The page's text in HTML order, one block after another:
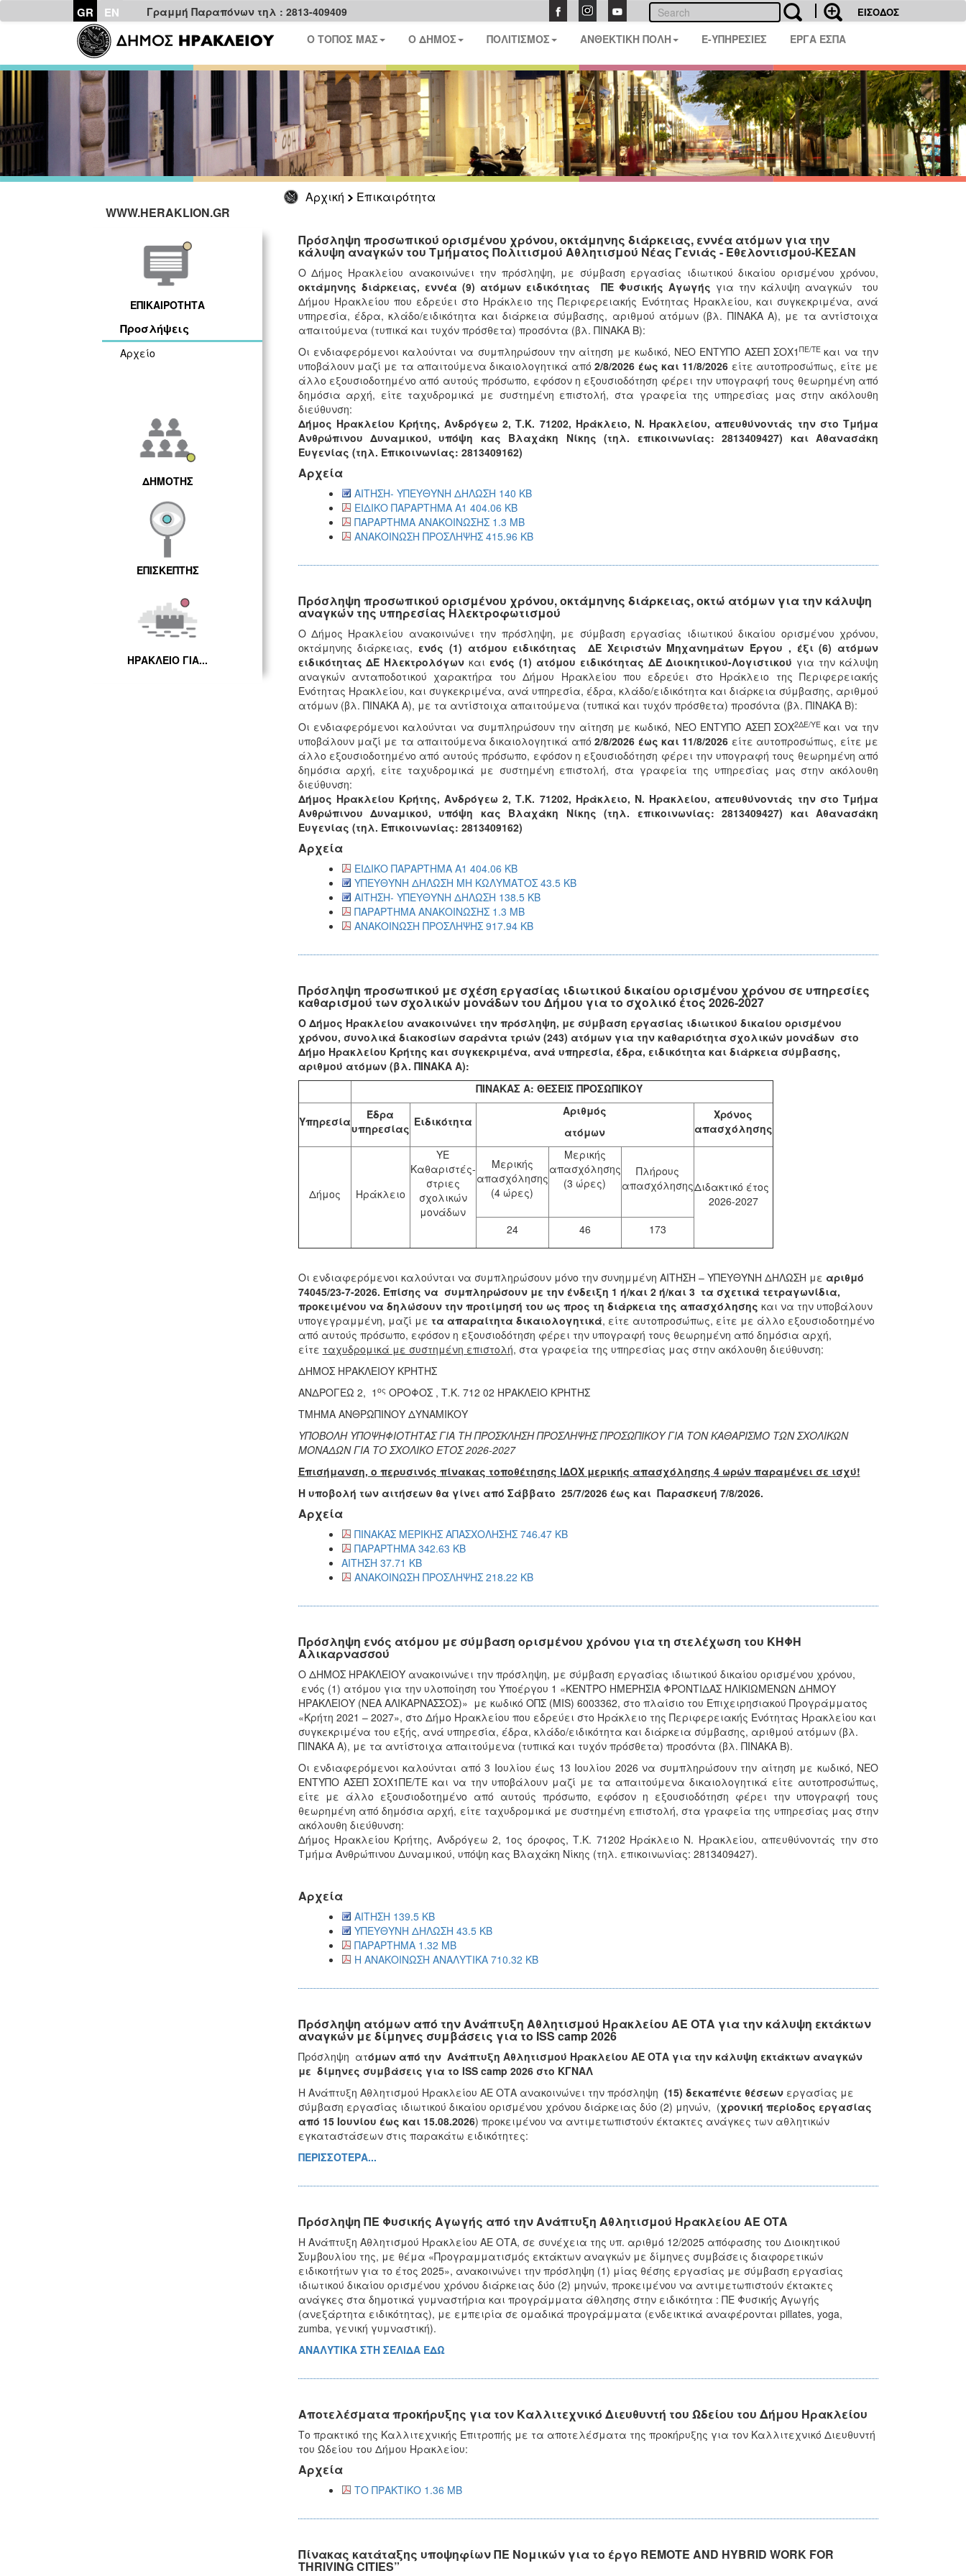
GR EN Γραμμή Παραπόνων τηλ : 2813-409409 ΕΙΣΟΔΟΣ
Ο ΤΟΠΟΣ ΜΑΣ Ο ΔΗΜΟΣ ΠΟΛΙΤΙΣΜΟΣ ΑΝΘΕΚΤΙΚΗ ΠΟΛΗ E-ΥΠΗΡΕΣΙΕΣ ΕΡΓΑ ΕΣΠΑ
Αρχική
Επικαιρότητα
WWW.HERAKLION.GR
ΕΠΙΚΑΙΡΟΤΗΤΑ
Προσλήψεις
Αρχείο
ΔΗΜΟΤΗΣ
ΕΠΙΣΚΕΠΤΗΣ
ΗΡΑΚΛΕΙΟ ΓΙΑ...
Πρόσληψη προσωπικού ορισμένου χρόνου, οκτάμηνης διάρκειας, εννέα ατόμων για την
κάλυψη αναγκών του Τμήματος Πολιτισμού Αθλητισμού Νέας Γενιάς - Εθελοντισμού-ΚΕΣΑΝ
Ο Δήμος Ηρακλείου ανακοινώνει την πρόσληψη, με σύμβαση εργασίας ιδιωτικού δικαίου ορισμένου χρόνου,
οκτάμηνης διάρκειας, εννέα (9) ατόμων ειδικότητας ΠΕ Φυσικής Αγωγής για την κάλυψη αναγκών του
Δήμου Ηρακλείου που εδρεύει στο Ηράκλειο της Περιφερειακής Ενότητας Ηρακλείου, και συγκεκριμένα, ανά
υπηρεσία, έδρα, κλάδο/ειδικότητα και διάρκεια σύμβασης, αριθμού ατόμων (βλ. ΠΙΝΑΚΑ Α), με τα αντίστοιχα
απαιτούμενα (τυπικά και τυχόν πρόσθετα) προσόντα (βλ. ΠΙΝΑΚΑ Β):
Οι ενδιαφερόμενοι καλούνται να συμπληρώσουν την αίτηση με κωδικό, ΝΕΟ ΕΝΤΥΠΟ ΑΣΕΠ ΣΟΧ1ΠΕ/ΤΕκαι να την
υποβάλουν μαζί με τα απαιτούμενα δικαιολογητικά από2/8/2026 έως και 11/8/2026 είτε αυτοπροσώπως, είτε με
άλλο εξουσιοδοτημένο από αυτούς πρόσωπο, εφόσον η εξουσιοδότηση φέρει την υπογραφή τους θεωρημένη από
δημόσια αρχή, είτε ταχυδρομικά με συστημένη επιστολή, στα γραφεία της υπηρεσίας μας στην ακόλουθη
διεύθυνση:
Δήμος Ηρακλείου Κρήτης, Ανδρόγεω 2, Τ.Κ. 71202, Ηράκλειο, Ν. Ηρακλείου, απευθύνοντάς την στο Τμήμα
Ανθρώπινου Δυναμικού, υπόψη κας Βλαχάκη Νίκης (τηλ. επικοινωνίας: 2813409427) και Αθανασάκη
Ευγενίας (τηλ. Επικοινωνίας: 2813409162)
Αρχεία
ΑΙΤΗΣΗ- ΥΠΕΥΘΥΝΗ ΔΗΛΩΣΗ 140 KB
ΕΙΔΙΚΟ ΠΑΡΑΡΤΗΜΑ Α1 404.06 KB
ΠΑΡΑΡΤΗΜΑ ΑΝΑΚΟΙΝΩΣΗΣ 1.3 MB
ΑΝΑΚΟΙΝΩΣΗ ΠΡΟΣΛΗΨΗΣ 415.96 KB
Πρόσληψη προσωπικού ορισμένου χρόνου, οκτάμηνης διάρκειας, οκτώ ατόμων για την κάλυψη
αναγκών της υπηρεσίας Ηλεκτροφωτισμού
Ο Δήμος Ηρακλείου ανακοινώνει την πρόσληψη, με σύμβαση εργασίας ιδιωτικού δικαίου ορισμένου χρόνου,
οκτάμηνης διάρκειας, ενός (1) ατόμου ειδικότητας ΔΕ Χειριστών Μηχανημάτων Έργου , έξι (6) ατόμων
ειδικότητας ΔΕ Ηλεκτρολόγωνκαι ενός (1) ατόμου ειδικότητας ΔΕ Διοικητικού-Λογιστικού για την κάλυψη
αναγκών ανταποδοτικού χαρακτήρα του Δήμου Ηρακλείου που εδρεύει στο Ηράκλειο της Περιφερειακής
Ενότητας Ηρακλείου, και συγκεκριμένα, ανά υπηρεσία, έδρα, κλάδο/ειδικότητα και διάρκεια σύμβασης, αριθμού
ατόμων (βλ. ΠΙΝΑΚΑ Α), με τα αντίστοιχα απαιτούμενα (τυπικά και τυχόν πρόσθετα) προσόντα (βλ. ΠΙΝΑΚΑ Β):
Οι ενδιαφερόμενοι καλούνται να συμπληρώσουν την αίτηση με κωδικό, ΝΕΟ ΕΝΤΥΠΟ ΑΣΕΠ ΣΟΧ2ΔΕ/ΥΕκαι να την
υποβάλουν μαζί με τα απαιτούμενα δικαιολογητικά από2/8/2026 έως και 11/8/2026 είτε αυτοπροσώπως, είτε με
άλλο εξουσιοδοτημένο από αυτούς πρόσωπο, εφόσον η εξουσιοδότηση φέρει την υπογραφή τους θεωρημένη από
δημόσια αρχή, είτε ταχυδρομικά με συστημένη επιστολή, στα γραφεία της υπηρεσίας μας στην ακόλουθη
διεύθυνση:
Δήμος Ηρακλείου Κρήτης, Ανδρόγεω 2, Τ.Κ. 71202, Ηράκλειο, Ν. Ηρακλείου, απευθύνοντάς την στο Τμήμα
Ανθρώπινου Δυναμικού, υπόψη κας Βλαχάκη Νίκης (τηλ. επικοινωνίας: 2813409427) και Αθανασάκη
Ευγενίας (τηλ. Επικοινωνίας: 2813409162)
Αρχεία
ΕΙΔΙΚΟ ΠΑΡΑΡΤΗΜΑ Α1 404.06 KB
ΥΠΕΥΘΥΝΗ ΔΗΛΩΣΗ ΜΗ ΚΩΛΥΜΑΤΟΣ 43.5 KB
ΑΙΤΗΣΗ- ΥΠΕΥΘΥΝΗ ΔΗΛΩΣΗ 138.5 KB
ΠΑΡΑΡΤΗΜΑ ΑΝΑΚΟΙΝΩΣΗΣ 1.3 MB
ΑΝΑΚΟΙΝΩΣΗ ΠΡΟΣΛΗΨΗΣ 917.94 KB
Πρόσληψη προσωπικού με σχέση εργασίας ιδιωτικού δικαίου ορισμένου χρόνου σε υπηρεσίες
καθαρισμού των σχολικών μονάδων του Δήμου για το σχολικό έτος 2026-2027
Ο Δήμος Ηρακλείου ανακοινώνει την πρόσληψη, με σύμβαση εργασίας ιδιωτικού δικαίου ορισμένου
χρόνου, συνολικά διακοσίων σαράντα τριών (243) ατόμων για την καθαριότητα σχολικών μονάδων στο
Δήμο Ηρακλείου Κρήτης και συγκεκριμένα, ανά υπηρεσία, έδρα, ειδικότητα και διάρκεια σύμβασης,
αριθμού ατόμων (βλ. ΠΙΝΑΚΑ Α):
ΠΙΝΑΚΑΣ Α: ΘΕΣΕΙΣ ΠΡΟΣΩΠΙΚΟΥ
Υπηρεσία
Έδρα
υπηρεσίας Ειδικότητα
Αριθμός
ατόμων
Χρόνος
απασχόλησης
Δήμος Ηράκλειο
ΥΕ
Καθαριστές-
στριες
σχολικών
μονάδων
Μερικής
απασχόλησης
(4 ώρες)
Μερικής
απασχόλησης
(3 ώρες)
Πλήρους
απασχόλησηςΔιδακτικό έτος
2026-2027
24
46 173
Οι ενδιαφερόμενοι καλούνται να συμπληρώσουν μόνο την συνημμένη ΑΙΤΗΣΗ – ΥΠΕΥΘΥΝΗ ΔΗΛΩΣΗ με αριθμό
74045/23-7-2026. Επίσης να συμπληρώσουν με την ένδειξη 1 ή/και 2 ή/και 3 τα σχετικά τετραγωνίδια,
προκειμένου να δηλώσουν την προτίμησή του ως προς τη διάρκεια της απασχόλησης και να την υποβάλουν
υπογεγραμμένη, μαζί με τα απαραίτητα δικαιολογητικά, είτε αυτοπροσώπως, είτε με άλλο εξουσιοδοτημένο
από αυτούς πρόσωπο, εφόσον η εξουσιοδότηση φέρει την υπογραφή τους θεωρημένη από δημόσια αρχή,
είτε ταχυδρομικά με συστημένη επιστολή, στα γραφεία της υπηρεσίας μας στην ακόλουθη διεύθυνση:
ΔΗΜΟΣ ΗΡΑΚΛΕΙΟΥ ΚΡΗΤΗΣ
ΑΝΔΡΟΓΕΩ 2, 1 ος ΟΡΟΦΟΣ , Τ.Κ. 712 02 ΗΡΑΚΛΕΙΟ ΚΡΗΤΗΣ
ΤΜΗΜΑ ΑΝΘΡΩΠΙΝΟΥ ΔΥΝΑΜΙΚΟΥ
ΥΠΟΒΟΛΗ ΥΠΟΨΗΦΙΟΤΗΤΑΣ ΓΙΑ ΤΗ ΠΡΟΣΚΛΗΣΗ ΠΡΟΣΛΗΨΗΣ ΠΡΟΣΩΠΙΚΟΥ ΓΙΑ ΤΟΝ ΚΑΘΑΡΙΣΜΟ ΤΩΝ ΣΧΟΛΙΚΩΝ
ΜΟΝΑΔΩΝ ΓΙΑ ΤΟ ΣΧΟΛΙΚΟ ΕΤΟΣ 2026-2027
Επισήμανση, ο περυσινός πίνακας τοποθέτησης ΙΔΟΧ μερικής απασχόλησης 4 ωρών παραμένει σε ισχύ!
Η υποβολή των αιτήσεων θα γίνει από Σάββατο 25/7/2026 έως και Παρασκευή 7/8/2026.
Αρχεία
ΠΙΝΑΚΑΣ ΜΕΡΙΚΗΣ ΑΠΑΣΧΟΛΗΣΗΣ 746.47 KB
ΠΑΡΑΡΤΗΜΑ 342.63 KB
ΑΙΤΗΣΗ 37.71 KB
ΑΝΑΚΟΙΝΩΣΗ ΠΡΟΣΛΗΨΗΣ 218.22 KB
Πρόσληψη ενός ατόμου με σύμβαση ορισμένου χρόνου για τη στελέχωση του ΚΗΦΗ
Αλικαρνασσού
Ο ΔΗΜΟΣ ΗΡΑΚΛΕΙΟΥ ανακοινώνει την πρόσληψη, με σύμβαση εργασίας ιδιωτικού δικαίου ορισμένου χρόνου,
ενός (1) ατόμου για την υλοποίηση του Υποέργου 1 «ΚΕΝΤΡΟ ΗΜΕΡΗΣΙΑ ΦΡΟΝΤΙΔΑΣ ΗΛΙΚΙΩΜΕΝΩΝ ΔΗΜΟΥ
ΗΡΑΚΛΕΙΟΥ (ΝΕΑ ΑΛΙΚΑΡΝΑΣΣΟΣ)» με κωδικό ΟΠΣ (MIS) 6003362, στο πλαίσιο του Επιχειρησιακού Προγράμματος
«Κρήτη 2021 – 2027», στο Δήμο Ηρακλείου που εδρεύει στο Ηράκλειο της Περιφερειακής Ενότητας Ηρακλείου και
συγκεκριμένα του εξής, ανά υπηρεσία, έδρα, κλάδο/ειδικότητα και διάρκεια σύμβασης, αριθμού ατόμων (βλ.
ΠΙΝΑΚΑ Α), με τα αντίστοιχα απαιτούμενα (τυπικά και τυχόν πρόσθετα) προσόντα (βλ. ΠΙΝΑΚΑ Β).
Οι ενδιαφερόμενοι καλούνται από 3 Ιουλίου έως 13 Ιουλίου 2026 να συμπληρώσουν την αίτηση με κωδικό, ΝΕΟ
ΕΝΤΥΠΟ ΑΣΕΠ ΣΟΧ1ΠΕ/ΤΕ και να την υποβάλουν μαζί με τα απαιτούμενα δικαιολογητικά είτε αυτοπροσώπως,
είτε με άλλο εξουσιοδοτημένο από αυτούς πρόσωπο, εφόσον η εξουσιοδότηση φέρει την υπογραφή τους
θεωρημένη από δημόσια αρχή, είτε ταχυδρομικά με συστημένη επιστολή, στα γραφεία της υπηρεσίας μας στην
ακόλουθη διεύθυνση:
Δήμος Ηρακλείου Κρήτης, Ανδρόγεω 2, 1ος όροφος, Τ.Κ. 71202 Ηράκλειο Ν. Ηρακλείου, απευθύνοντάς την στο
Τμήμα Ανθρώπινου Δυναμικού, υπόψη κας Βλαχάκη Νίκης (τηλ. επικοινωνίας: 2813409427).
Αρχεία
ΑΙΤΗΣΗ 139.5 KB
ΥΠΕΥΘΥΝΗ ΔΗΛΩΣΗ 43.5 KB
ΠΑΡΑΡΤΗΜΑ 1.32 MB
Η ΑΝΑΚΟΙΝΩΣΗ ΑΝΑΛΥΤΙΚΑ 710.32 KB
Πρόσληψη ατόμων από την Ανάπτυξη Αθλητισμού Ηρακλείου ΑΕ ΟΤΑ για την κάλυψη εκτάκτων
αναγκών με δίμηνες συμβάσεις για το ISS camp 2026
Πρόσληψη ατόμων από την Ανάπτυξη Αθλητισμού Ηρακλείου ΑΕ ΟΤΑ για την κάλυψη εκτάκτων αναγκών
με δίμηνες συμβάσεις για το ISS camp 2026 στο ΚΓΝΑΛ
Η Ανάπτυξη Αθλητισμού Ηρακλείου ΑΕ ΟΤΑ ανακοινώνει την πρόσληψη (15) δεκαπέντε θέσεωνεργασίας με
σύμβαση εργασίας ιδιωτικού δικαίου ορισμένου χρόνου διάρκειας δύο (2) μηνών, (χρονική περίοδος εργασίας
από 15 Ιουνίου έως και 15.08.2026) προκειμένου να αντιμετωπιστούν έκτακτες ανάγκες των αθλητικών
εγκαταστάσεων στις παρακάτω ειδικότητες:
ΠΕΡΙΣΣΟΤΕΡΑ...
Πρόσληψη ΠΕ Φυσικής Αγωγής από την Ανάπτυξη Αθλητισμού Ηρακλείου ΑΕ ΟΤΑ
Η Ανάπτυξη Αθλητισμού Ηρακλείου ΑΕ ΟΤΑ, σε συνέχεια της υπ. αριθμό 12/2025 απόφασης του Διοικητικού
Συμβουλίου της, με θέμα «Προγραμματισμός εκτάκτων αναγκών με δίμηνες συμβάσεις διαφορετικών
ειδικοτήτων για το έτος 2025», ανακοινώνει την πρόσληψη (1) μίας θέσης εργασίας με σύμβαση εργασίας
ιδιωτικού δικαίου ορισμένου χρόνου διάρκειας δύο (2) μηνών, προκειμένου να αντιμετωπιστούν έκτακτες
ανάγκες στα δημοτικά γυμναστήρια και προγράμματα άθλησης στην ειδικότητα : ΠΕ Φυσικής Αγωγής
(ανεξάρτητα ειδικότητας), με εμπειρία σε ομαδικά προγράμματα (ενδεικτικά αναφέρονται pillates, yoga,
zumba, γενική γυμναστική).
ΑΝΑΛΥΤΙΚΑ ΣΤΗ ΣΕΛΙΔΑ ΕΔΩ
Αποτελέσματα προκήρυξης για τον Καλλιτεχνικό Διευθυντή του Ωδείου του Δήμου Ηρακλείου
Το πρακτικό της Καλλιτεχνικής Επιτροπής με τα αποτελέσματα της προκήρυξης για τον Καλλιτεχνικό Διευθυντή
του Ωδείου του Δήμου Ηρακλείου:
Αρχεία
ΤΟ ΠΡΑΚΤΙΚΟ 1.36 MB
Πίνακας κατάταξης υποψηφίων ΠΕ Νομικών για το έργο REMOTE AND HYBRID WORK FOR
THRIVING CITIES”